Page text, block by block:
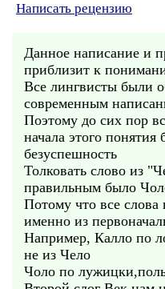
Написать рецензию
Данное написание и
приблизит к
Все лингвисты были
современным
Поэтому до сих пор
начала этого
безуспешность
Толковать слово из
правильным было
Потому что все слова
именно из
Например, Калло по
не из Чело
Чоло по